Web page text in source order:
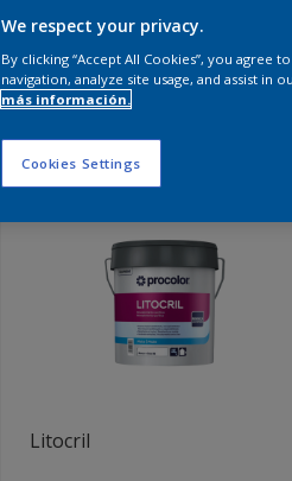
¿Qué productos
25resultados para ti
Litocril
We respect your privacy.
By clicking “Accept All Cookies”, you
navigation, analyze site usage, and assist in
más información.
Cookies Settings